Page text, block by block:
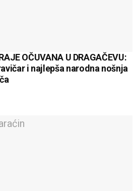
OČUVANA U DRAGAČEVU:
i najlepša narodna nošnja